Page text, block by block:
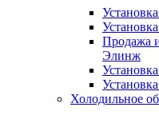
Продажа
Элинж
Холодильное